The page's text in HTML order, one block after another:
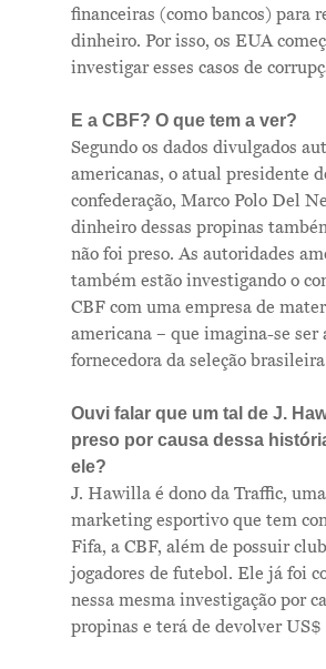
financeiras (como bancos) para
dinheiro. Por isso, os EUA
investigar esses casos de
E a CBF? O que tem a ver?
Segundo os dados divulgados
americanas, o atual presidente
confederação, Marco Polo Del
dinheiro dessas propinas
não foi preso. As autoridades
também estão investigando o
CBF com uma empresa de
americana – que imagina-se
fornecedora da seleção
Ouvi falar que um tal de J.
preso por causa dessa
ele?
J. Hawilla é dono da Traffic,
marketing esportivo que tem
Fifa, a CBF, além de possuir
jogadores de futebol. Ele já foi
nessa mesma investigação por
propinas e terá de devolver US$